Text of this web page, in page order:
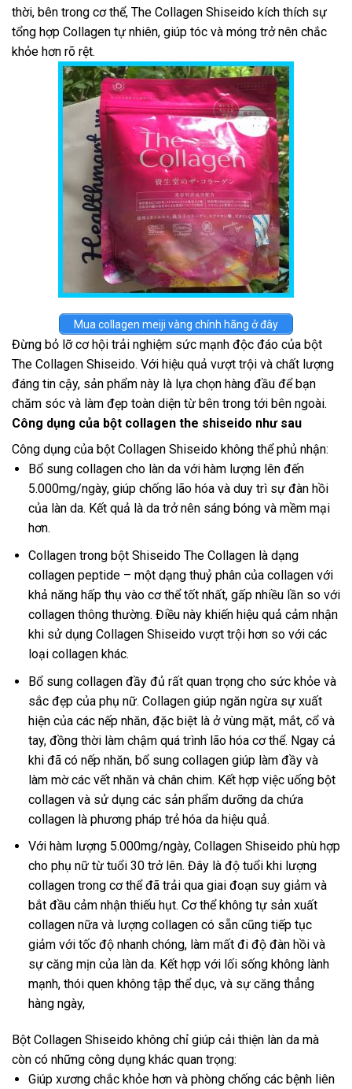
thời, bên trong cơ thể, The Collagen Shiseido kích thích sự
tổng hợp Collagen tự nhiên, giúp tóc và móng trở nên chắc
khỏe hơn rõ rệt.
Mua collagen meiji vàng chính hãng ở đây
Đừng bỏ lỡ cơ hội trải nghiệm sức mạnh độc đáo của bột
The Collagen Shiseido. Với hiệu quả vượt trội và chất lượng
đáng tin cậy, sản phẩm này là lựa chọn hàng đầu để bạn
chăm sóc và làm đẹp toàn diện từ bên trong tới bên ngoài.
Công dụng của bột collagen the shiseido như sau
Công dụng của bột Collagen Shiseido không thể phủ nhận:
Bổ sung collagen cho làn da với hàm lượng lên đến
5.000mg/ngày, giúp chống lão hóa và duy trì sự đàn hồi
của làn da. Kết quả là da trở nên sáng bóng và mềm mại
hơn.
Collagen trong bột Shiseido The Collagen là dạng
collagen peptide – một dạng thuỷ phân của collagen với
khả năng hấp thụ vào cơ thể tốt nhất, gấp nhiều lần so với
collagen thông thường. Điều này khiến hiệu quả cảm nhận
khi sử dụng Collagen Shiseido vượt trội hơn so với các
loại collagen khác.
Bổ sung collagen đầy đủ rất quan trọng cho sức khỏe và
sắc đẹp của phụ nữ. Collagen giúp ngăn ngừa sự xuất
hiện của các nếp nhăn, đặc biệt là ở vùng mặt, mắt, cổ và
tay, đồng thời làm chậm quá trình lão hóa cơ thể. Ngay cả
khi đã có nếp nhăn, bổ sung collagen giúp làm đầy và
làm mờ các vết nhăn và chân chim. Kết hợp việc uống bột
collagen và sử dụng các sản phẩm dưỡng da chứa
collagen là phương pháp trẻ hóa da hiệu quả.
Với hàm lượng 5.000mg/ngày, Collagen Shiseido phù hợp
cho phụ nữ từ tuổi 30 trở lên. Đây là độ tuổi khi lượng
collagen trong cơ thể đã trải qua giai đoạn suy giảm và
bắt đầu cảm nhận thiếu hụt. Cơ thể không tự sản xuất
collagen nữa và lượng collagen có sẵn cũng tiếp tục
giảm với tốc độ nhanh chóng, làm mất đi độ đàn hồi và
sự căng mịn của làn da. Kết hợp với lối sống không lành
mạnh, thói quen không tập thể dục, và sự căng thẳng
hàng ngày,
Bột Collagen Shiseido không chỉ giúp cải thiện làn da mà
còn có những công dụng khác quan trọng:
Giúp xương chắc khỏe hơn và phòng chống các bệnh liên